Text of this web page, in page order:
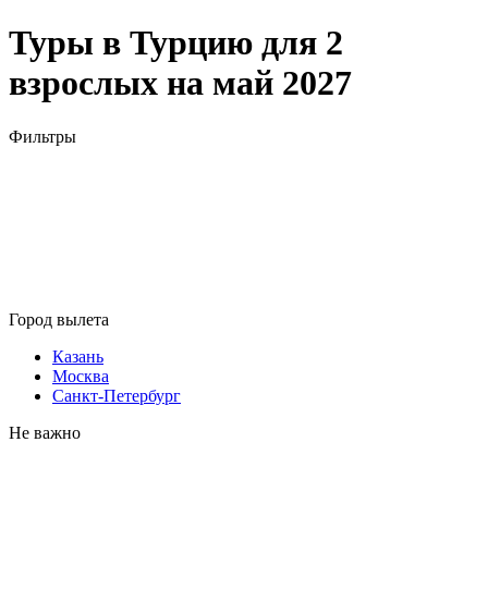
Туры в Турцию для 2
взрослых на май 2027
Фильтры
Город вылета
Казань
Москва
Санкт-Петербург
Не важно